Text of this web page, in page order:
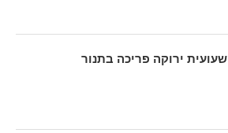
שעועית ירוקה פריכה בתנור